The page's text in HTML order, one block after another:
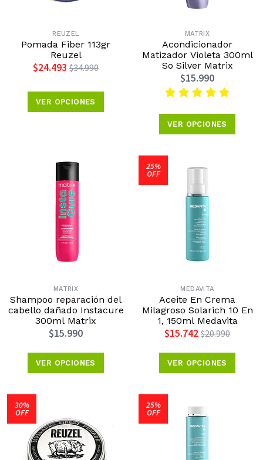
REUZEL
Pomada Fiber 113gr
Reuzel
$24.493 $34.990
VER OPCIONES
MATRIX
Acondicionador
Matizador Violeta 300ml
So Silver Matrix
$15.990
VER OPCIONES
MATRIX
Shampoo reparación del
cabello dañado Instacure
300ml Matrix
$15.990
VER OPCIONES
25%
OFF
MEDAVITA
Aceite En Crema
Milagroso Solarich 10 En
1, 150ml Medavita
$15.742 $20.990
VER OPCIONES
30%
OFF
25%
OFF